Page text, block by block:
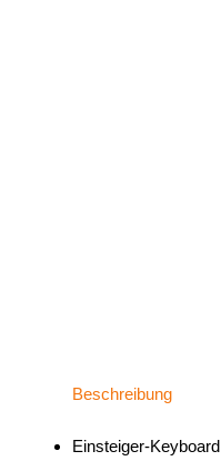
Beschreibung
Einsteiger-Keyboard